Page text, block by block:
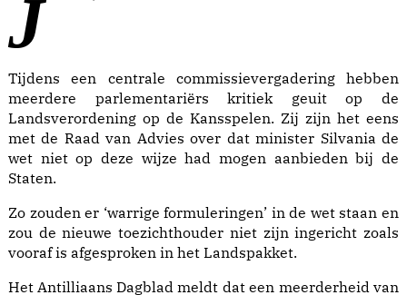
Tijdens een centrale commissievergadering hebben
meerdere parlementariërs kritiek geuit op de
Landsverordening op de Kansspelen. Zij zijn het eens
met de Raad van Advies over dat minister Silvania de
wet niet op deze wijze had mogen aanbieden bij de
Staten.
Zo zouden er ‘warrige formuleringen’ in de wet staan en
zou de nieuwe toezichthouder niet zijn ingericht zoals
vooraf is afgesproken in het Landspakket.
Het Antilliaans Dagblad meldt dat een meerderheid van